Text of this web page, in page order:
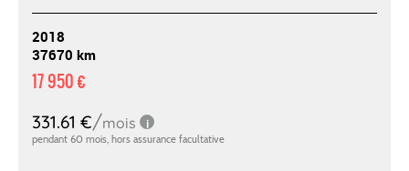
2018
37670 km
17 950 €